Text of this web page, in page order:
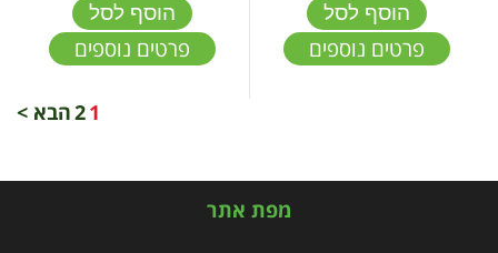
הוסף לסל
פרטים נוספים
הוסף לסל
פרטים נוספים
1
2הבא >
מפת אתר